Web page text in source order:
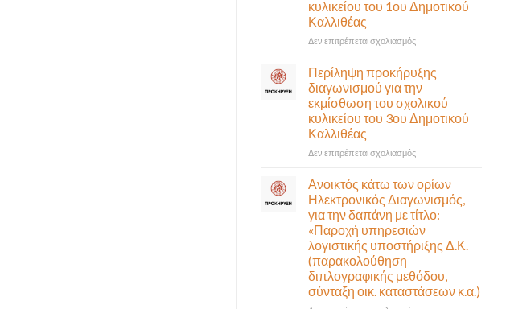
έργο
υποδομής
Δημοτικής
δια
ζώσης
(στην
αίθουσα
&
τηλεδιάσκεψη
(μικτή
συνεδρίαση),
την
Πέμπτη
06
Αυγούστου
&
ώρα
κυλικείου του 1ου Δημοτικού
Καλλιθέας
Δεν επιτρέπεται σχολιασμόςστο
προκήρυξης
διαγωνισμού
για
την
εκμίσθωση
1ου
Δημοτικού
Καλλιθέας
Περίληψη προκήρυξης
διαγωνισμού για την
εκμίσθωση του σχολικού
κυλικείου του 3ου Δημοτικού
Καλλιθέας
Δεν επιτρέπεται σχολιασμόςστο
προκήρυξης
διαγωνισμού
για
την
εκμίσθωση
του
κυλικείου
του
Ανοικτός κάτω των ορίων
Ηλεκτρονικός Διαγωνισμός,
για την δαπάνη με τίτλο:
«Παροχή υπηρεσιών
λογιστικής υποστήριξης Δ.Κ.
(παρακολούθηση
διπλογραφικής μεθόδου,
σύνταξη οικ. καταστάσεων κ.α.)